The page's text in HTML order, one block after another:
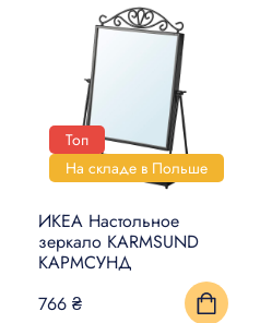
Топ
На складе в Польше
ИКЕА Настольное
зеркало KARMSUND
КАРМСУНД
766 ₴